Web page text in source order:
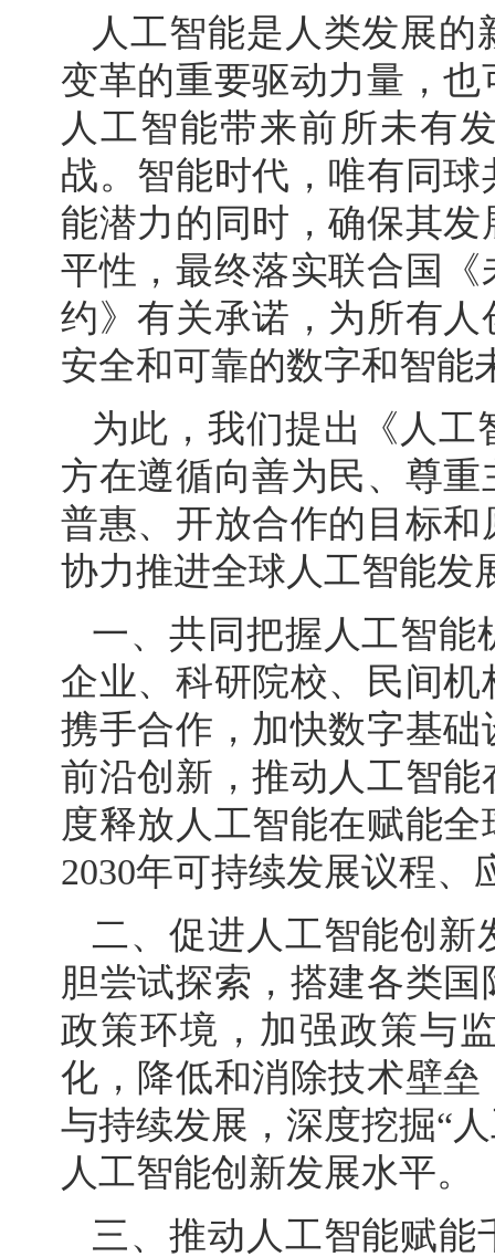
人工智能是人类发展
变革的重要驱动力量，
人工智能带来前所未有
战。智能时代，唯有同
能潜力的同时，确保其
平性，最终落实联合国
约》有关承诺，为所有
安全和可靠的数字和智能
为此，我们提出《人
方在遵循向善为民、尊
普惠、开放合作的目标
协力推进全球人工智能发
一、共同把握人工智能
企业、科研院校、民间
携手合作，加快数字基
前沿创新，推动人工智
度释放人工智能在赋能
2030年可持续发展议程
二、促进人工智能创新
胆尝试探索，搭建各类
政策环境，加强政策与
化，降低和消除技术壁
与持续发展，深度挖掘“
人工智能创新发展水平。
三、推动人工智能赋